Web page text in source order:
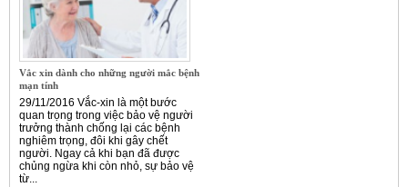
Vắc xin dành cho những người mắc bệnh
mạn tính
29/11/2016 Vắc-xin là một bước
quan trọng trong việc bảo vệ người
trưởng thành chống lại các bệnh
nghiêm trọng, đôi khi gây chết
người. Ngay cả khi bạn đã được
chủng ngừa khi còn nhỏ, sự bảo vệ
từ...